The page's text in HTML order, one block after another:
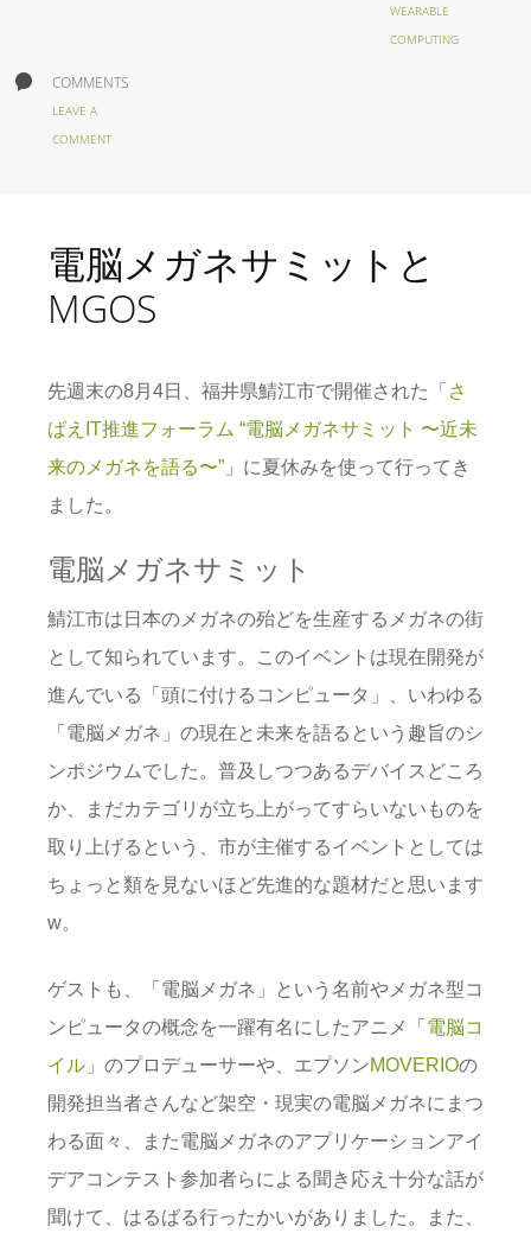
WEARABLE
COMPUTING
COMMENTS
LEAVE A
COMMENT
電脳メガネサミットと
MGOS
先週末の8月4日、福井県鯖江市で開催された「さ
ばえIT推進フォーラム “電脳メガネサミット 〜近未
来のメガネを語る〜” 」に夏休みを使って行ってき
ました。
電脳メガネサミット
鯖江市は日本のメガネの殆どを生産するメガネの街
として知られています。このイベントは現在開発が
進んでいる「頭に付けるコンピュータ」、いわゆる
「電脳メガネ」の現在と未来を語るという趣旨のシ
ンポジウムでした。普及しつつあるデバイスどころ
か、まだカテゴリが立ち上がってすらいないものを
取り上げるという、市が主催するイベントとしては
ちょっと類を見ないほど先進的な題材だと思います
w。
ゲストも、「電脳メガネ」という名前やメガネ型コ
ンピュータの概念を一躍有名にしたアニメ「 電脳コ
イル 」のプロデューサーや、エプソンMOVERIOの
開発担当者さんなど架空・現実の電脳メガネにまつ
わる面々、また電脳メガネのアプリケーションアイ
デアコンテスト参加者らによる聞き応え十分な話が
聞けて、はるばる行ったかいがありました。また、